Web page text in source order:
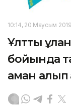
10:14, 20 Маусым 2019
Ұлттық
бойында
аман алып